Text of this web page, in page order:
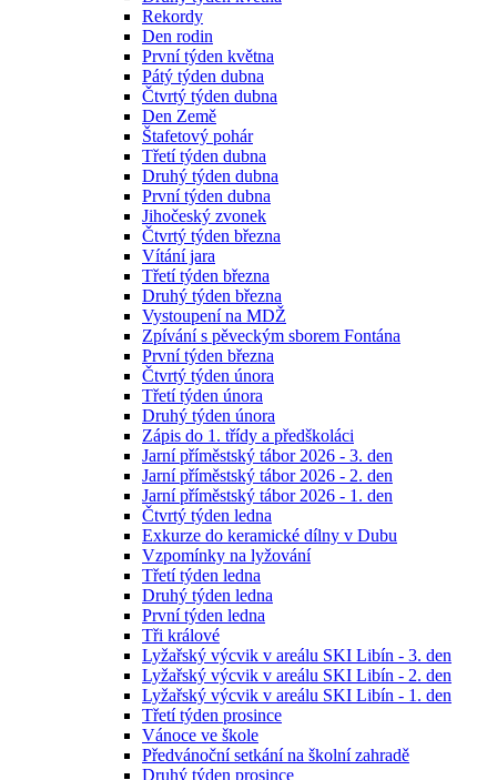
Rekordy
Den rodin
První týden května
Pátý týden dubna
Čtvrtý týden dubna
Den Země
Štafetový pohár
Třetí týden dubna
Druhý týden dubna
První týden dubna
Jihočeský zvonek
Čtvrtý týden března
Vítání jara
Třetí týden března
Druhý týden března
Vystoupení na MDŽ
Zpívání s pěveckým sborem Fontána
První týden března
Čtvrtý týden února
Třetí týden února
Druhý týden února
Zápis do 1. třídy a předškoláci
Jarní příměstský tábor 2026 - 3. den
Jarní příměstský tábor 2026 - 2. den
Jarní příměstský tábor 2026 - 1. den
Čtvrtý týden ledna
Exkurze do keramické dílny v Dubu
Vzpomínky na lyžování
Třetí týden ledna
Druhý týden ledna
První týden ledna
Tři králové
Lyžařský výcvik v areálu SKI Libín - 3. den
Lyžařský výcvik v areálu SKI Libín - 2. den
Lyžařský výcvik v areálu SKI Libín - 1. den
Třetí týden prosince
Vánoce ve škole
Předvánoční setkání na školní zahradě
Druhý týden prosince